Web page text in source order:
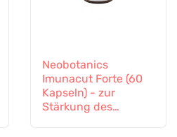
Neobotanics
Imunacut Forte (60
Kapseln) - zur
Stärkung des